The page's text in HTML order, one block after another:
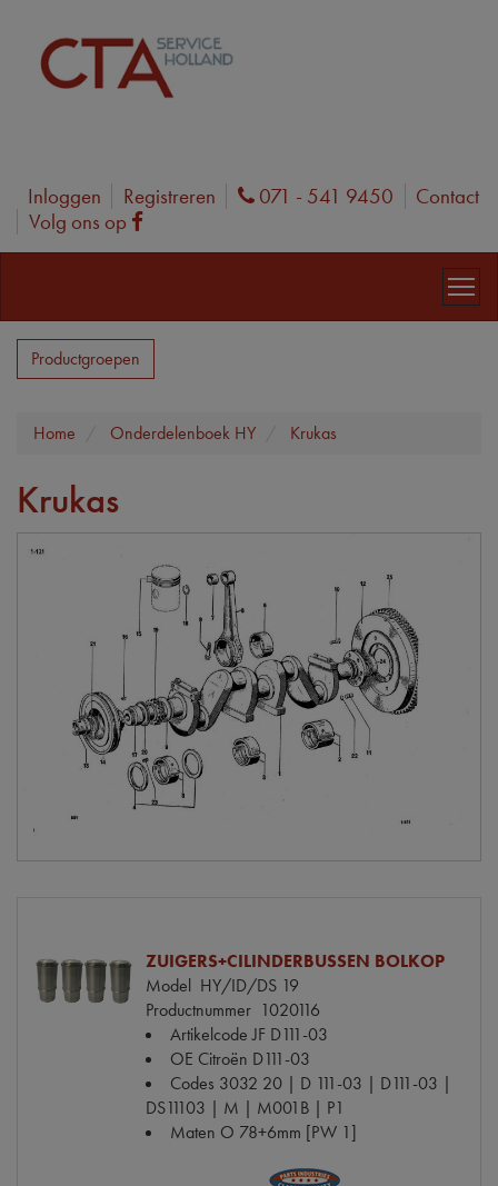
Inloggen Registreren Phone
071 - 541 9450
Contact
Volg ons op
Facebook
Productgroepen
Home Onderdelenboek HY Krukas
Krukas
ZUIGERS+CILINDERBUSSEN BOLKOP
Model HY/ID/DS 19
Productnummer 1020116
Artikelcode JF D111-03
OE Citroën D111-03
Codes 3032 20 | D 111-03 | D111-03 |
DS11103 | M | M001B | P1
Maten O 78+6mm [PW 1]